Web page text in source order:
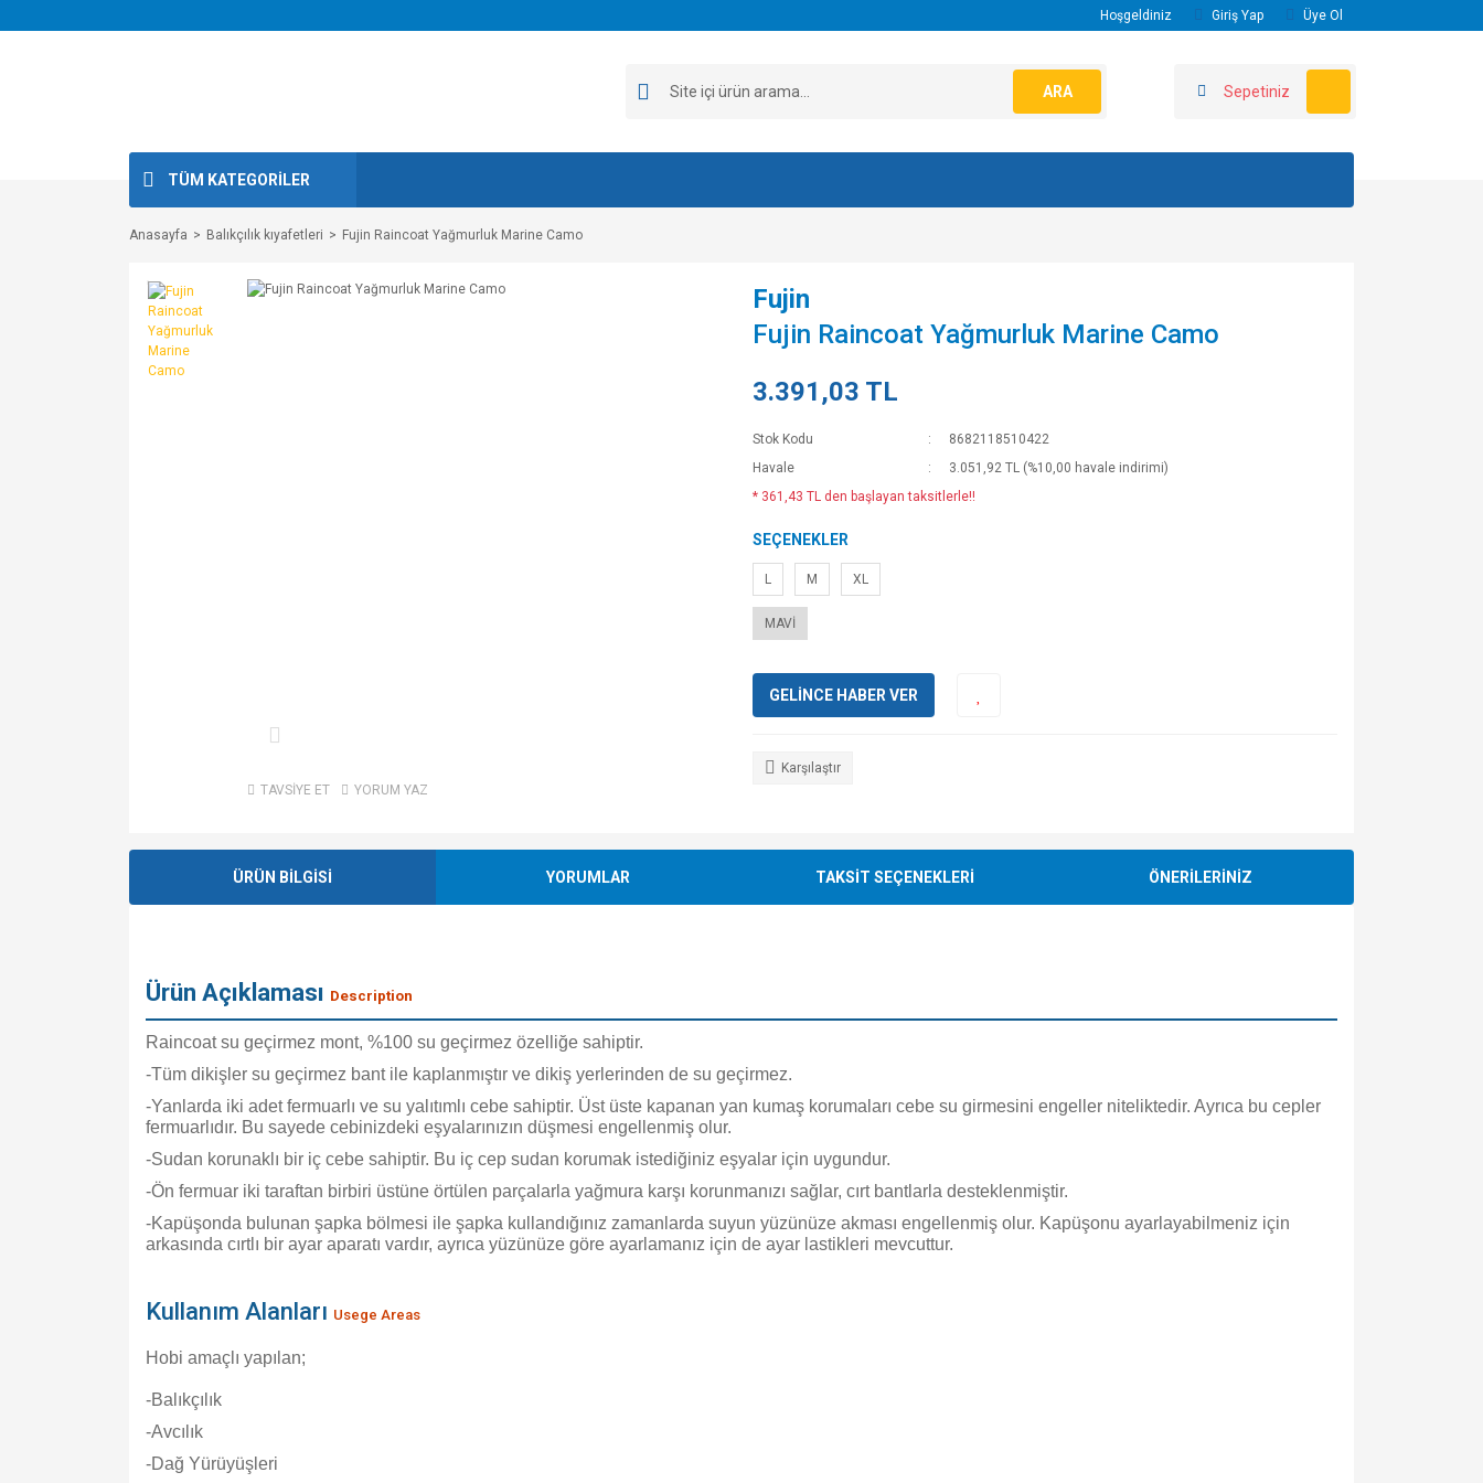
Hoşgeldiniz Giriş Yap Üye Ol
ARA Sepetiniz
TÜM KATEGORİLER
Anasayfa Balıkçılık kıyafetleri Fujin Raincoat Yağmurluk Marine Camo
TAVSİYE ET YORUM YAZ
Fujin
Fujin Raincoat Yağmurluk Marine Camo
3.391,03 TL
Stok Kodu
8682118510422
Havale
3.051,92 TL (%10,00 havale indirimi)
* 361,43 TL den başlayan taksitlerle!!
SEÇENEKLER
L M XL
MAVİ
GELİNCE HABER VER
Karşılaştır
ÜRÜN BİLGİSİ YORUMLAR TAKSİT SEÇENEKLERİ ÖNERİLERİNİZ
Ürün Açıklaması Description
Raincoat su geçirmez mont, %100 su geçirmez özelliğe sahiptir.
-Tüm dikişler su geçirmez bant ile kaplanmıştır ve dikiş yerlerinden de su geçirmez.
-Yanlarda iki adet fermuarlı ve su yalıtımlı cebe sahiptir. Üst üste kapanan yan kumaş korumaları cebe su girmesini engeller niteliktedir. Ayrıca bu cepler
fermuarlıdır. Bu sayede cebinizdeki eşyalarınızın düşmesi engellenmiş olur.
-Sudan korunaklı bir iç cebe sahiptir. Bu iç cep sudan korumak istediğiniz eşyalar için uygundur.
-Ön fermuar iki taraftan birbiri üstüne örtülen parçalarla yağmura karşı korunmanızı sağlar, cırt bantlarla desteklenmiştir.
-Kapüşonda bulunan şapka bölmesi ile şapka kullandığınız zamanlarda suyun yüzünüze akması engellenmiş olur. Kapüşonu ayarlayabilmeniz için
arkasında cırtlı bir ayar aparatı vardır, ayrıca yüzünüze göre ayarlamanız için de ayar lastikleri mevcuttur.
Kullanım Alanları Usege Areas
Hobi amaçlı yapılan;
-Balıkçılık
-Avcılık
-Dağ Yürüyüşleri